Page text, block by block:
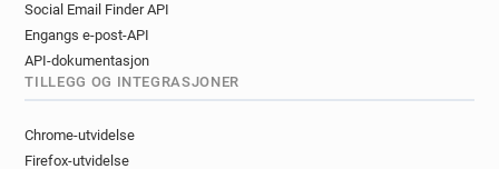
Social Email Finder API
Engangs e-post-API
API-dokumentasjon
TILLEGG OG INTEGRASJONER
Chrome-utvidelse
Firefox-utvidelse